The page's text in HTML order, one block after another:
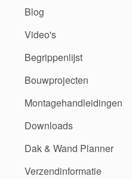
Blog
Video's
Begrippenlijst
Bouwprojecten
Montagehandleidingen
Downloads
Dak & Wand Planner
Verzendinformatie